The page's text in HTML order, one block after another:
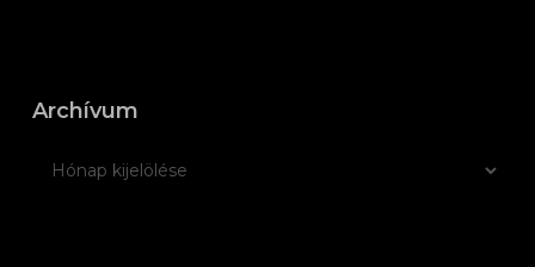
Archívum